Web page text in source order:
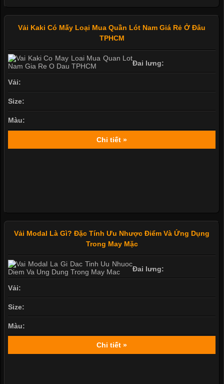
Vải Kaki Có Mấy Loại Mua Quần Lót Nam Giá Rẻ Ở Đâu
TPHCM
Đai lưng:
Vải:
Size:
Màu:
Chi tiết »
Vải Modal Là Gì? Đặc Tính Ưu Nhược Điểm Và Ứng Dụng
Trong May Mặc
Đai lưng:
Vải:
Size:
Màu:
Chi tiết »